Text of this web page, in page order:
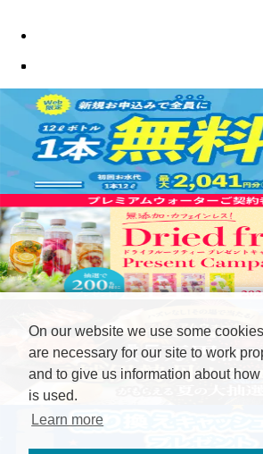
On our website we use some
are necessary for our site to work
and to give us information about
is used.
Learn more